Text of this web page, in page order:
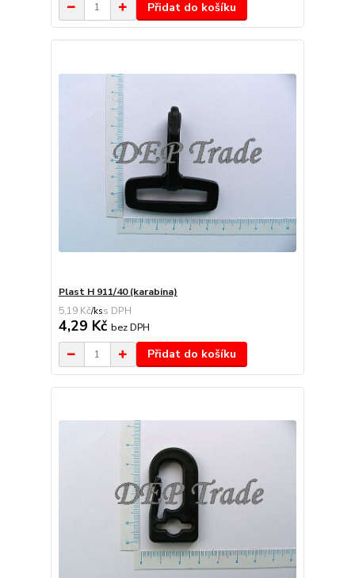
Přidat do košíku
Plast H 911/40 (karabina)
5,19 Kč/ks
4,29 Kč bez DPH
Přidat do košíku